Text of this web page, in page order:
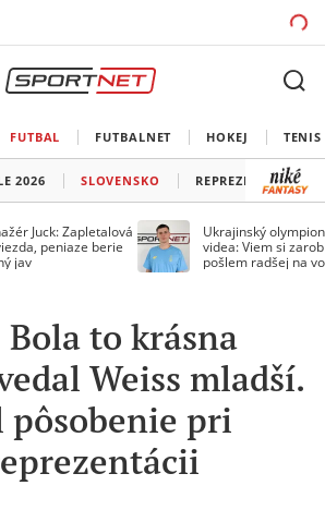
FUTBAL FUTBALNET HOKEJ TENIS
2026 SLOVENSKO REPREZENTÁCIE
Juck: Zapletalová
peniaze berie
jav
Ukrajinský
videa: Viem si
pošlem radšej na
to krásna
Weiss mladší.
pri